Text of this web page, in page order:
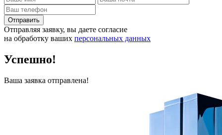
Отправить
Отправляя заявку, вы даете согласие
на обработку ваших персональных данных
Успешно!
Ваша заявка отправлена!